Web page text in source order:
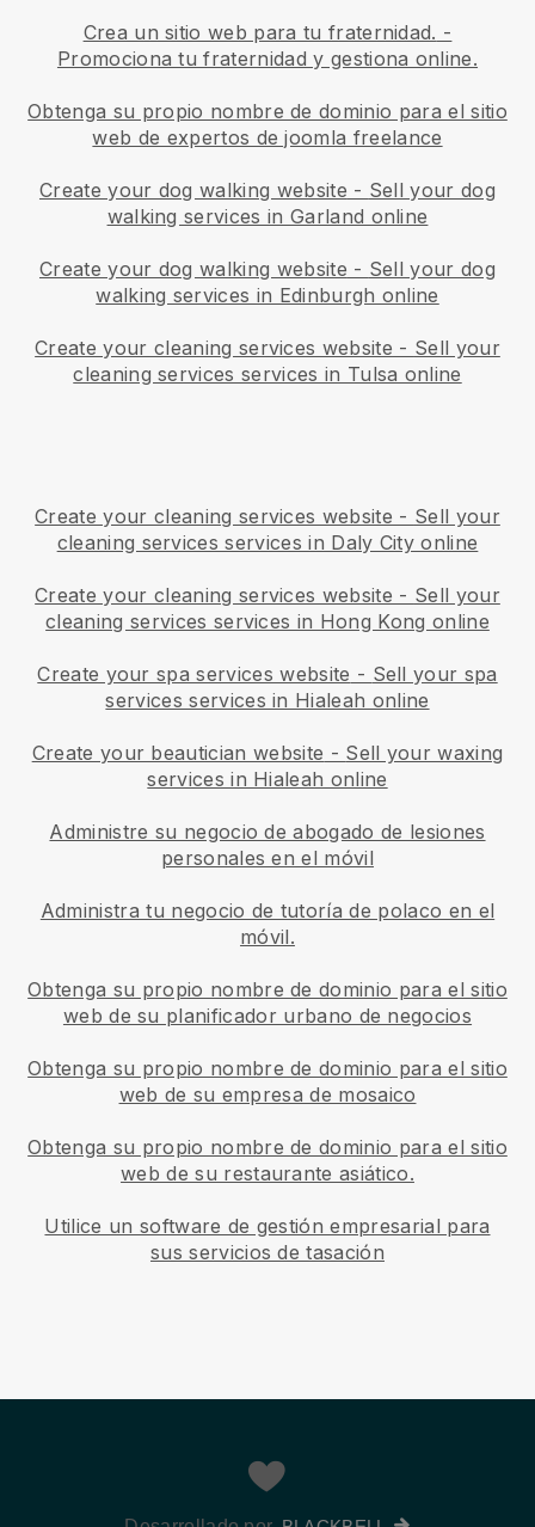
Crea un sitio web para tu fraternidad. -
Promociona tu fraternidad y gestiona online.
Obtenga su propio nombre de dominio para el sitio
web de expertos de joomla freelance
Create your dog walking website - Sell your dog
walking services in Garland online
Create your dog walking website - Sell your dog
walking services in Edinburgh online
Create your cleaning services website - Sell your
cleaning services services in Tulsa online
Create your cleaning services website - Sell your
cleaning services services in Daly City online
Create your cleaning services website - Sell your
cleaning services services in Hong Kong online
Create your spa services website - Sell your spa
services services in Hialeah online
Create your beautician website - Sell your waxing
services in Hialeah online
Administre su negocio de abogado de lesiones
personales en el móvil
Administra tu negocio de tutoría de polaco en el
móvil.
Obtenga su propio nombre de dominio para el sitio
web de su planificador urbano de negocios
Obtenga su propio nombre de dominio para el sitio
web de su empresa de mosaico
Obtenga su propio nombre de dominio para el sitio
web de su restaurante asiático.
Utilice un software de gestión empresarial para
sus servicios de tasación